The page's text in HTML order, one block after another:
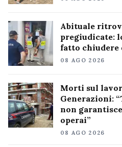
Abituale
pregiudicate:
fatto chiudere
08 AGO 2026
Morti sul
Generazioni:
non
operai”
08 AGO 2026